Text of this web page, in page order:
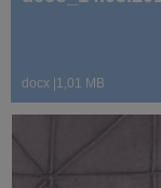
docx |1,01 MB